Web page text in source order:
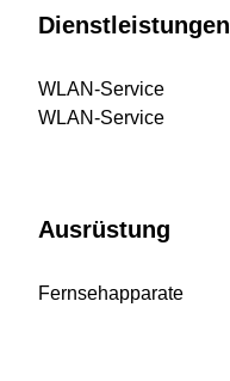
Dienstleistungen
WLAN-Service
WLAN-Service
Ausrüstung
Fernsehapparate